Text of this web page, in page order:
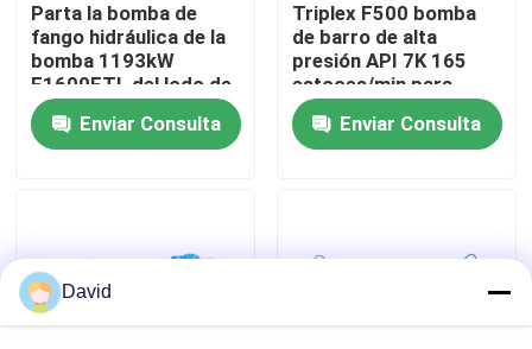
Contacto
noticias
Bomba del lodo de perforación
Parta la bomba de
fango hidráulica de la
bomba 1193kW
F1600FTL del lodo de
perforación de la
estructuraEnviar Consulta
Triplex F500 bomba
de barro de alta
presión API 7K 165
estoces/min para
perforación profunda
Enviar Consulta
David